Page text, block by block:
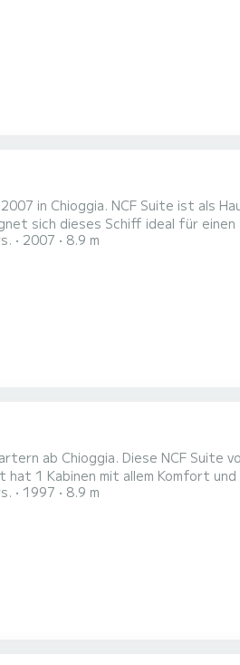
in Chioggia. NCF Suite ist als
Schiff ideal für einen Törn von einer
von 5 Personen. Mit einer
2007 8.9 m
ab Chioggia. Diese NCF
sein, um einen einzigartigen
1997 8.9 m